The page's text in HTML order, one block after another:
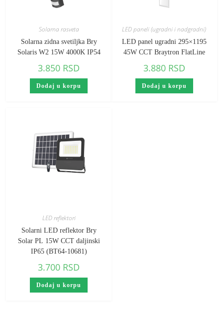
Solarna rasveta
Solarna zidna svetiljka Bry
Solaris W2 15W 4000K IP54
3.850 RSD
Dodaj u korpu
LED paneli (ugradni i nadgradni)
LED panel ugradni 295×1195
45W CCT Braytron FlatLine
3.880 RSD
Dodaj u korpu
LED reflektori
Solarni LED reflektor Bry
Solar PL 15W CCT daljinski
IP65 (BT64-10681)
3.700 RSD
Dodaj u korpu